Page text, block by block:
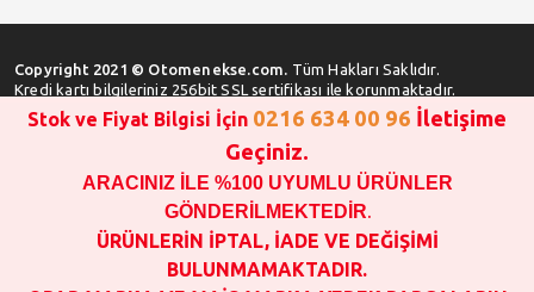
Copyright 2021 © Otomenekse.com. Tüm Hakları Saklıdır.
Kredi kartı bilgileriniz 256bit SSL sertifikası ile korunmaktadır.
SATIN ALMA İŞLEMİ YAPMADAN ÖNCE
STOK VE FİYAT BİLGİSİ ALINIZ !!!
1000 TL VE ÜSTÜ SİPARİŞ VERİLEBİLİR!!!
OPAR MARKA VE MAİS MARKA YEDEK PARÇALARIN
GARANTİSİ YOKTUR!!!!!!!!!!!
Stok ve Fiyat Bilgisi İçin 0216 634 00 96 İletişime
Geçiniz.
ARACINIZ İLE %100 UYUMLU ÜRÜNLER
GÖNDERİLMEKTEDİR.
ÜRÜNLERİN İPTAL, İADE VE DEĞİŞİMİ
BULUNMAMAKTADIR.